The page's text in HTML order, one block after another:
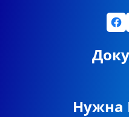
Facebook
Нужна